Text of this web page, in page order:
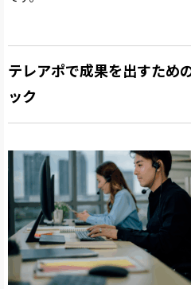
テレアポで成果を出すため
ック